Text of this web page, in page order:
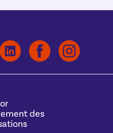
des